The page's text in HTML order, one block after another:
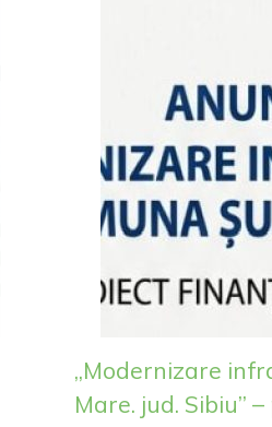
„Modernizare
Mare. jud. Sibiu”